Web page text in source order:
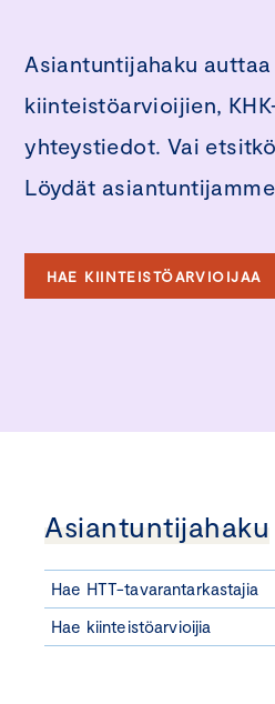
Asiantuntijahaku
kiinteistöarvioijien,
yhteystiedot. Vai
Löydät
HAE KIINTEISTÖARVIOIJAA
Asiantuntijahaku
Hae HTT-tavarantarkastajia
Hae kiinteistöarvioijia